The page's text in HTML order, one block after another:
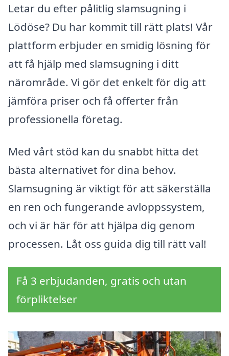
Letar du efter pålitlig slamsugning i
Lödöse? Du har kommit till rätt plats! Vår
plattform erbjuder en smidig lösning för
att få hjälp med slamsugning i ditt
närområde. Vi gör det enkelt för dig att
jämföra priser och få offerter från
professionella företag.
Med vårt stöd kan du snabbt hitta det
bästa alternativet för dina behov.
Slamsugning är viktigt för att säkerställa
en ren och fungerande avloppssystem,
och vi är här för att hjälpa dig genom
processen. Låt oss guida dig till rätt val!
Få 3 erbjudanden, gratis och utan
förpliktelser